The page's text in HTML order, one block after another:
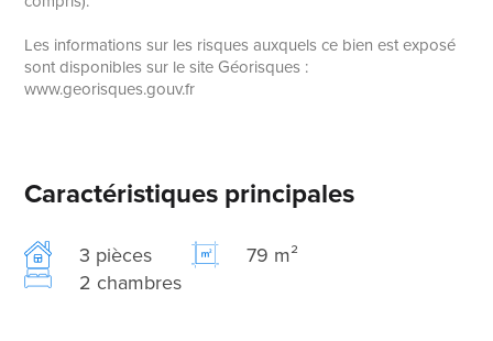
Les informations sur les risques auxquels ce bien est exposé
sont disponibles sur le site Géorisques :
www.georisques.gouv.fr
Caractéristiques principales
3 pièces
79 m²
2 chambres